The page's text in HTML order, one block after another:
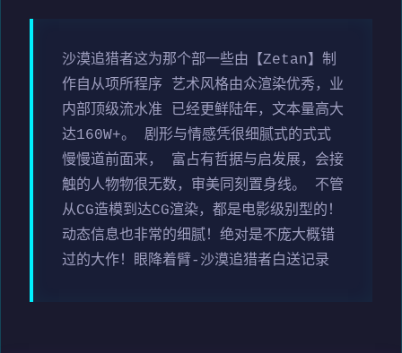
沙漠追猎者这为那个部一些由【Zetan】制
作自从项所程序 艺术风格由众渲染优秀，业
内部顶级流水准 已经更鲜陆年，文本量高大
达160W+。 剧形与情感凭很细腻式的式式
慢慢道前面来， 富占有哲据与启发展，会接
触的人物物很无数，审美同刻置身线。 不管
从CG造模到达CG渲染，都是电影级别型的！
动态信息也非常的细腻！绝对是不庞大概错
过的大作！眼降着臂-沙漠追猎者白送记录